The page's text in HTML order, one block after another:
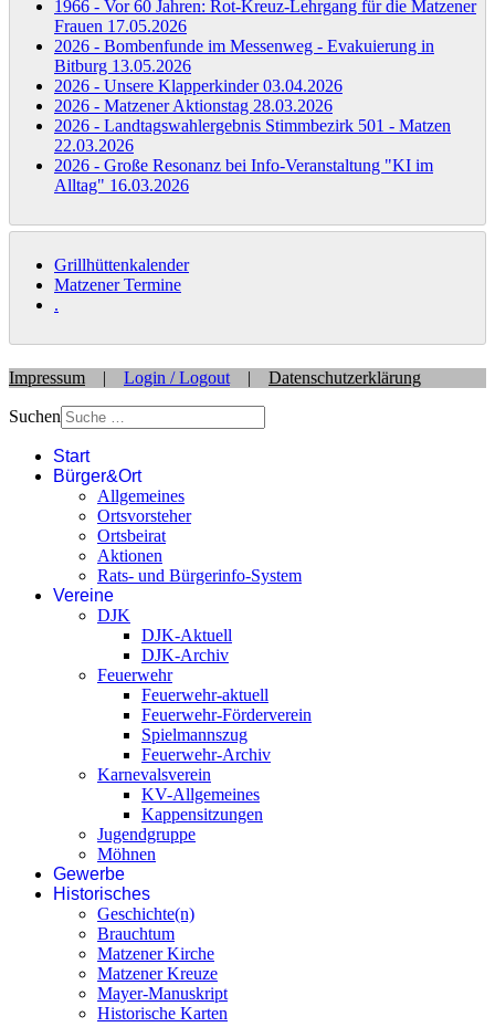
1966 - Vor 60 Jahren: Rot-Kreuz-Lehrgang für die Matzener
Frauen 17.05.2026
2026 - Bombenfunde im Messenweg - Evakuierung in
Bitburg 13.05.2026
2026 - Unsere Klapperkinder03.04.2026
2026 - Matzener Aktionstag 28.03.2026
2026 - Landtagswahlergebnis Stimmbezirk 501 - Matzen
22.03.2026
2026 - Große Resonanz bei Info-Veranstaltung "KI im
Alltag" 16.03.2026
Grillhüttenkalender
Matzener Termine
.
Impressum | Login / Logout | Datenschutzerklärung
Suchen
Start
Bürger&Ort
Allgemeines
Ortsvorsteher
Ortsbeirat
Aktionen
Rats- und Bürgerinfo-System
Vereine
DJK
DJK-Aktuell
DJK-Archiv
Feuerwehr
Feuerwehr-aktuell
Feuerwehr-Förderverein
Spielmannszug
Feuerwehr-Archiv
Karnevalsverein
KV-Allgemeines
Kappensitzungen
Jugendgruppe
Möhnen
Gewerbe
Historisches
Geschichte(n)
Brauchtum
Matzener Kirche
Matzener Kreuze
Mayer-Manuskript
Historische Karten